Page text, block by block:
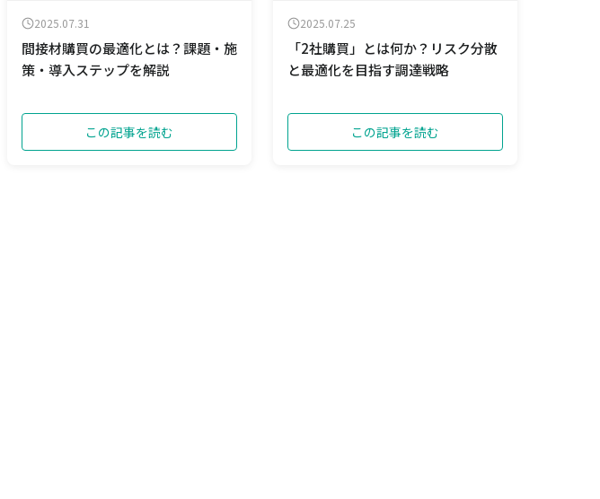
2025.07.31
間接材購買の最適化とは？課題・施
策・導入ステップを解説
この記事を読む
2025.07.25
「2社購買」とは何か？リスク分散
と最適化を目指す調達戦略
この記事を読む